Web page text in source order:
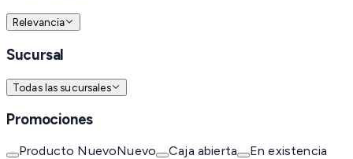
Relevancia
Sucursal
Todas las sucursales
Promociones
Producto NuevoNuevo Caja abierta En existencia